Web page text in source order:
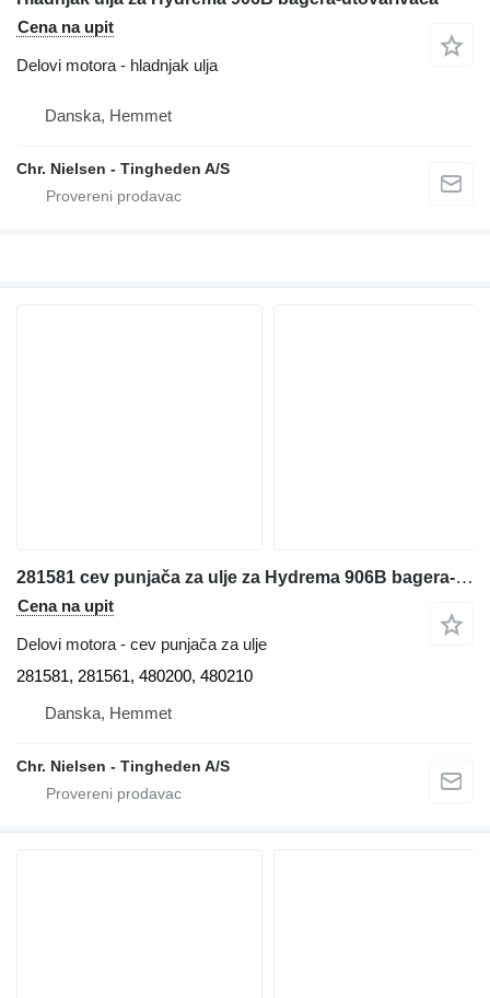
Cena na upit
Delovi motora - hladnjak ulja
Danska, Hemmet
Chr. Nielsen - Tingheden A/S
281581 cev punjača za ulje za Hydrema 906B bagera-utovarivača
Cena na upit
Delovi motora - cev punjača za ulje
281581, 281561, 480200, 480210
Danska, Hemmet
Chr. Nielsen - Tingheden A/S